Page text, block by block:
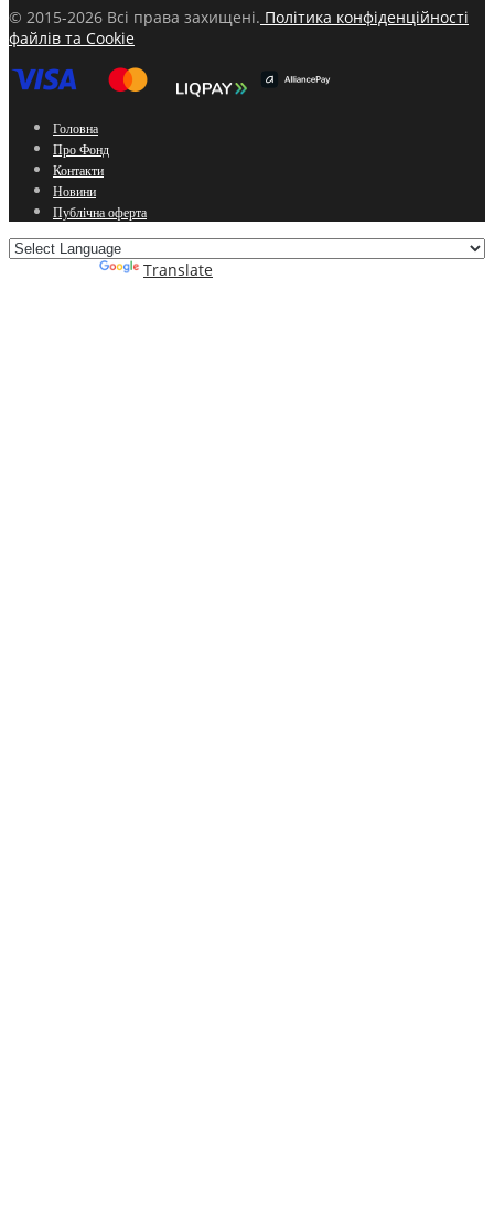
© 2015-2026 Всі права захищені. Політика конфіденційності
файлів та Cookie
Головна
Про Фонд
Контакти
Новини
Публічна оферта
Translate